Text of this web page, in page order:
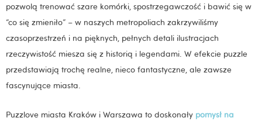
pozwolą trenować szare komórki, spostrzegawczość i bawić się w
“co się zmieniło” – w naszych metropoliach zakrzywiliśmy
czasoprzestrzeń i na pięknych, pełnych detali ilustracjach
rzeczywistość miesza się z historią i legendami. W efekcie puzzle
przedstawiają trochę realne, nieco fantastyczne, ale zawsze
fascynujące miasta.
Puzzlove miasta Kraków i Warszawa to doskonały pomysł na